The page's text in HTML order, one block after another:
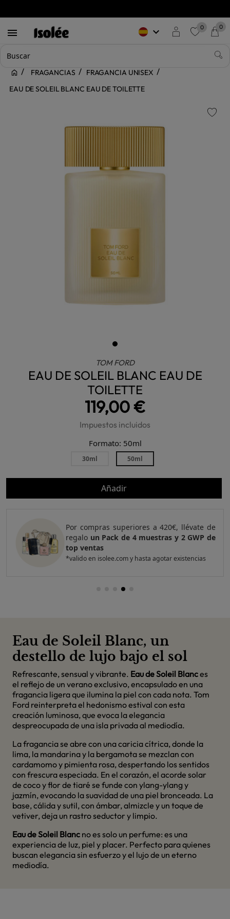
 keyboard_arrow_down 0 0
FRAGANCIAS
FRAGANCIA UNISEX
EAU DE SOLEIL BLANC EAU DE TOILETTE
TOM FORD
EAU DE SOLEIL BLANC EAU DE
TOILETTE
119,00 €
Impuestos incluidos
Formato: 50ml
30ml 50ml
Añadir
Por compras superiores a 420€, llévate de
regalo un Pack de 4 muestras y 2 GWP de
top ventas
*valido en isolee.com y hasta agotar existencias
Eau de Soleil Blanc, un
destello de lujo bajo el sol
Refrescante, sensual y vibrante. Eau de Soleil Blances
el reflejo de un verano exclusivo, encapsulado en una
fragancia ligera que ilumina la piel con cada nota. Tom
Ford reinterpreta el hedonismo estival con esta
creación luminosa, que evoca la elegancia
despreocupada de una isla privada al mediodía.
La fragancia se abre con una caricia cítrica, donde la
lima, la mandarina y la bergamota se mezclan con
cardamomo y pimienta rosa, despertando los sentidos
con frescura especiada. En el corazón, el acorde solar
de coco y flor de tiaré se funde con ylang-ylang y
jazmín, evocando la suavidad de una piel bronceada. La
base, cálida y sutil, con ámbar, almizcle y un toque de
vetiver, deja un rastro seductor y limpio.
Eau de Soleil Blanc no es solo un perfume: es una
experiencia de luz, piel y placer. Perfecto para quienes
buscan elegancia sin esfuerzo y el lujo de un eterno
mediodía.